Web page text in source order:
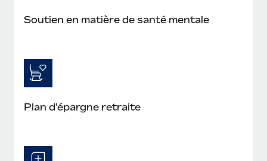
Soutien en matière de santé mentale
Plan d'épargne retraite